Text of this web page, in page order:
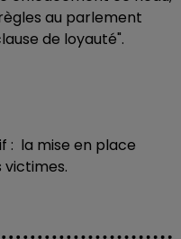
au parlement
de loyauté".
: la mise en place
victimes.